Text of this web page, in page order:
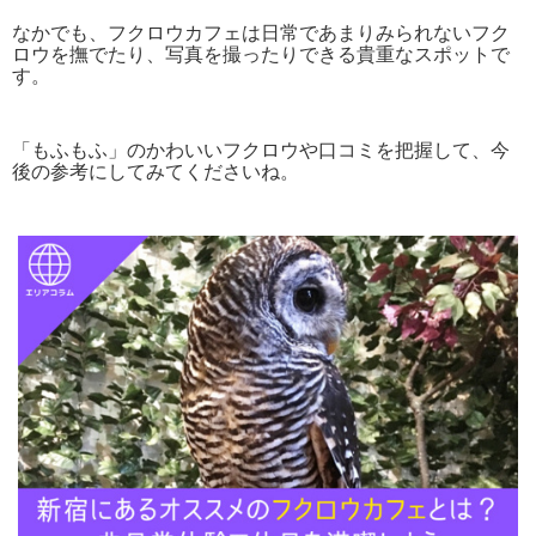
なかでも、フクロウカフェは日常であまりみられないフク
ロウを撫でたり、写真を撮ったりできる貴重なスポットで
す。
「もふもふ」のかわいいフクロウや口コミを把握して、今
後の参考にしてみてくださいね。